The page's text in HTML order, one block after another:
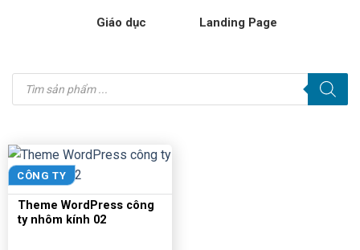
Giáo dục Landing Page
Tìm
kiếm
sản
CÔNG TY
Theme WordPress công
ty nhôm kính 02